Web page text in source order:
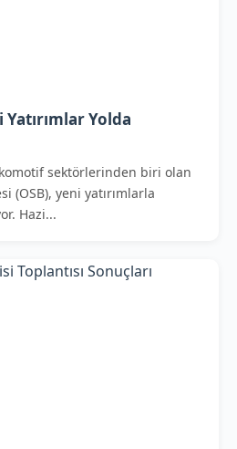
Yolda
sektörlerinden biri olan
(OSB), yeni yatırımlarla
Hazi...